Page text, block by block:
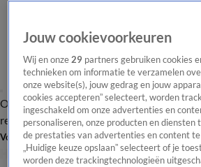
Overzicht Laatste nieuws Regionieuws Het
redactie
Volg Hart van Nederland
Jouw cookievoorkeuren
Wij en onze29 partners gebruiken cookies
technieken om informatie te verzamelen
onze website(s), jouw gedrag en jouw
cookies accepteren” selecteert, worden
ingeschakeld om onze advertenties en
personaliseren, onze producten en diensten
de prestaties van advertenties en content
„Huidige keuze opslaan” selecteert of je
worden deze trackingtechnologieën